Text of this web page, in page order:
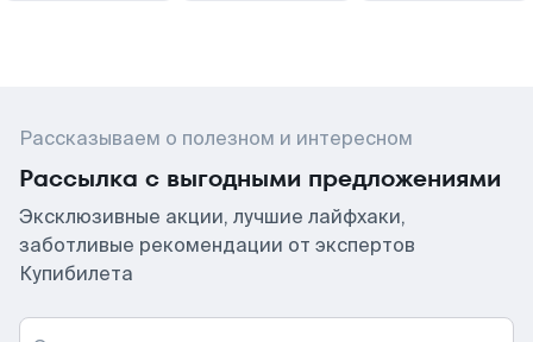
Рассказываем о полезном и интересном
Рассылка с выгодными предложениями
Эксклюзивные акции, лучшие лайфхаки,
заботливые рекомендации от экспертов
Купибилета